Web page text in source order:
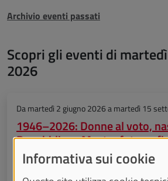
Archivio eventi passati
Scopri gli eventi di
2026
Damartedì 2 giugno 2026amartedì 15
1946–2026: Donne al voto,
Repubblica - Mostra
In occasione dell’80° anniversario del
Informativa sui cookie